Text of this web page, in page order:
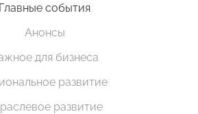
Главные события
Анонсы
для бизнеса
развитие
развитие